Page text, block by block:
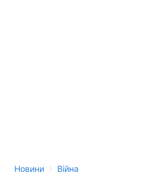
Новини › Війна